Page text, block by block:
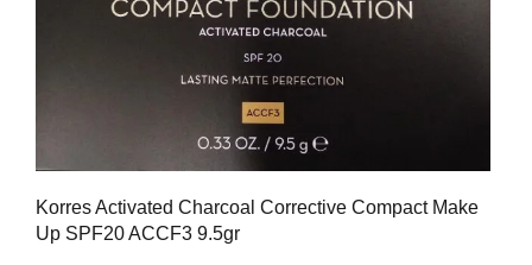
Korres Activated Charcoal Corrective Compact Make
Up SPF20 ACCF3 9.5gr